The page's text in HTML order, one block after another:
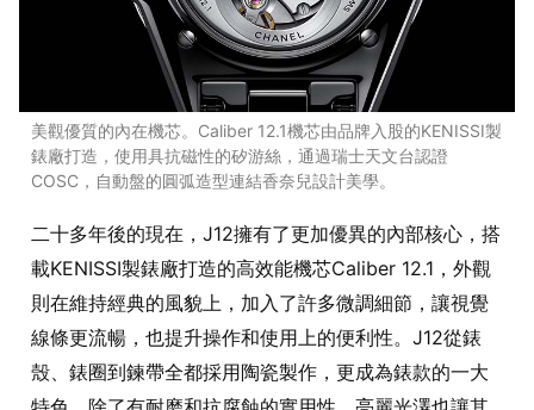
美觀優質的內在機芯。Caliber 12.1機芯由品牌入股的KENISSI製
錶廠打造，使用具抗磁性的矽游絲，通過瑞士天文台認證
COSC，自動盤的圓弧造型連結香奈兒設計美學。
二十多年後的現在，J12擁有了更加優異的內部核心，搭
載KENISSI製錶廠打造的高效能機芯Caliber 12.1，外觀
則在維持經典的風貌上，加入了許多微調細節，讓視覺
線條更流暢，也提升操作和使用上的便利性。J12從錶
殼、錶圈到鍊帶全都採用陶瓷製作，更成為錶款的一大